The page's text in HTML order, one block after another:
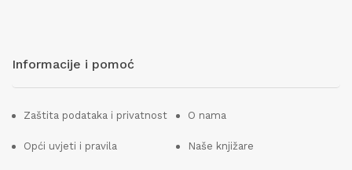
Informacije i pomoć
Zaštita podataka i privatnost
Opći uvjeti i pravila
O nama
Naše knjižare